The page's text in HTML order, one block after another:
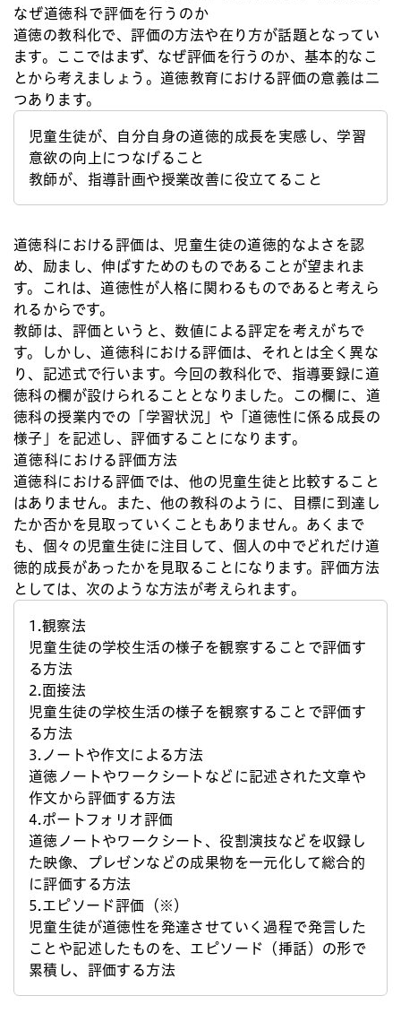
なぜ道徳科で評価を行うのか
道徳の教科化で、評価の方法や在り方が話題となってい
ます。ここではまず、なぜ評価を行うのか、基本的なこ
とから考えましょう。道徳教育における評価の意義は二
つあります。
児童生徒が、自分自身の道徳的成長を実感し、学習
意欲の向上につなげること
教師が、指導計画や授業改善に役立てること
道徳科における評価は、児童生徒の道徳的なよさを認
め、励まし、伸ばすためのものであることが望まれま
す。これは、道徳性が人格に関わるものであると考えら
れるからです。
教師は、評価というと、数値による評定を考えがちで
す。しかし、道徳科における評価は、それとは全く異な
り、記述式で行います。今回の教科化で、指導要録に道
徳科の欄が設けられることとなりました。この欄に、道
徳科の授業内での「学習状況」や「道徳性に係る成長の
様子」を記述し、評価することになります。
道徳科における評価方法
道徳科における評価では、他の児童生徒と比較すること
はありません。また、他の教科のように、目標に到達し
たか否かを見取っていくこともありません。あくまで
も、個々の児童生徒に注目して、個人の中でどれだけ道
徳的成長があったかを見取ることになります。評価方法
としては、次のような方法が考えられます。
1.観察法
児童生徒の学校生活の様子を観察することで評価す
る方法
2.面接法
児童生徒の学校生活の様子を観察することで評価す
る方法
3.ノートや作文による方法
道徳ノートやワークシートなどに記述された文章や
作文から評価する方法
4.ポートフォリオ評価
道徳ノートやワークシート、役割演技などを収録し
た映像、プレゼンなどの成果物を一元化して総合的
に評価する方法
5.エピソード評価（※）
児童生徒が道徳性を発達させていく過程で発言した
ことや記述したものを、エピソード（挿話）の形で
累積し、評価する方法